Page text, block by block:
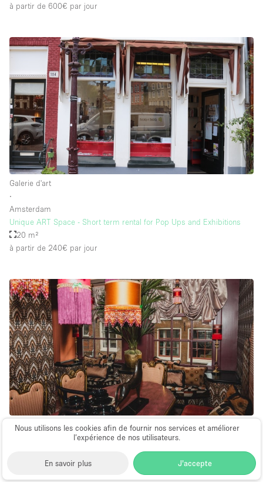
Nous utilisons les cookies afin de fournir nos services et améliorer
l’expérience de nos utilisateurs.
En savoir plus J'accepte
à partir de 600€ par jour
Galerie d'art
∙
Amsterdam
Unique ART Space - Short term rental for Pop Ups and Exhibitions
20 m²
à partir de 240€ par jour
Espace Atypique / Unique
A Unique Five-Floor Creative Townhouse in the Amsterdam Nine